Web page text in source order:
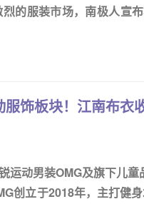
的服装市场，南极人宣
饰板块！江南布衣
运动男装OMG及旗下儿童
立于2018年，主打健身